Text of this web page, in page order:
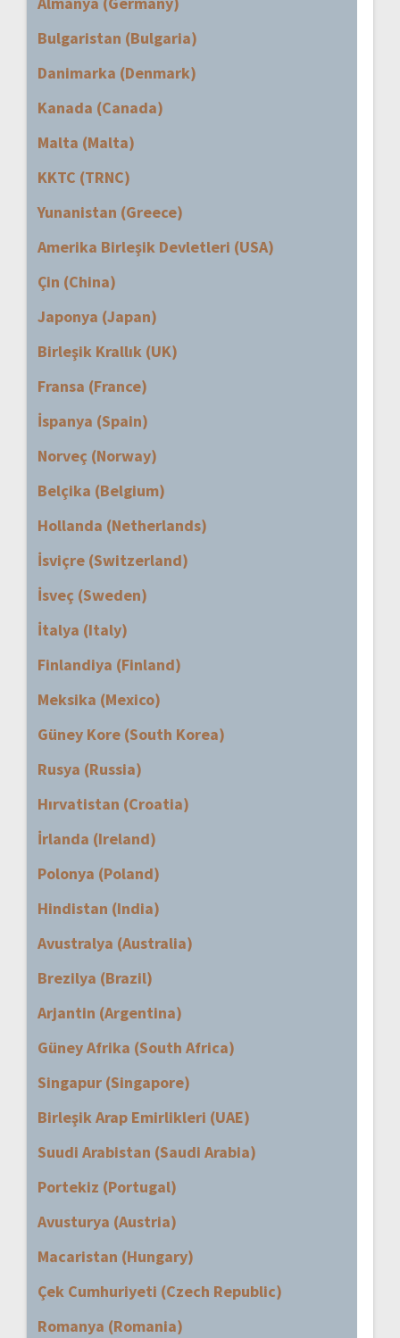
Bulgaristan (Bulgaria)
Danimarka (Denmark)
Kanada (Canada)
Malta (Malta)
KKTC (TRNC)
Yunanistan (Greece)
Amerika Birleşik Devletleri (USA)
Çin (China)
Japonya (Japan)
Birleşik Krallık (UK)
Fransa (France)
İspanya (Spain)
Norveç (Norway)
Belçika (Belgium)
Hollanda (Netherlands)
İsviçre (Switzerland)
İsveç (Sweden)
İtalya (Italy)
Finlandiya (Finland)
Meksika (Mexico)
Güney Kore (South Korea)
Rusya (Russia)
Hırvatistan (Croatia)
İrlanda (Ireland)
Polonya (Poland)
Hindistan (India)
Avustralya (Australia)
Brezilya (Brazil)
Arjantin (Argentina)
Güney Afrika (South Africa)
Singapur (Singapore)
Birleşik Arap Emirlikleri (UAE)
Suudi Arabistan (Saudi Arabia)
Portekiz (Portugal)
Avusturya (Austria)
Macaristan (Hungary)
Çek Cumhuriyeti (Czech Republic)
Romanya (Romania)